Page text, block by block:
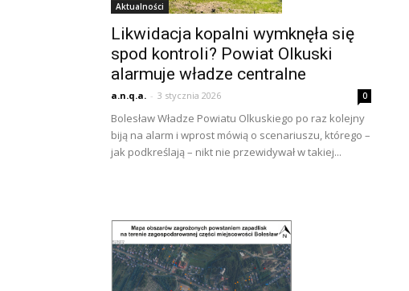
Aktualności
Likwidacja kopalni wymknęła się
spod kontroli? Powiat Olkuski
alarmuje władze centralne
a.n.q.a. - 3 stycznia 2026 0
Bolesław Władze Powiatu Olkuskiego po raz kolejny
biją na alarm i wprost mówią o scenariuszu, którego –
jak podkreślają – nikt nie przewidywał w takiej...